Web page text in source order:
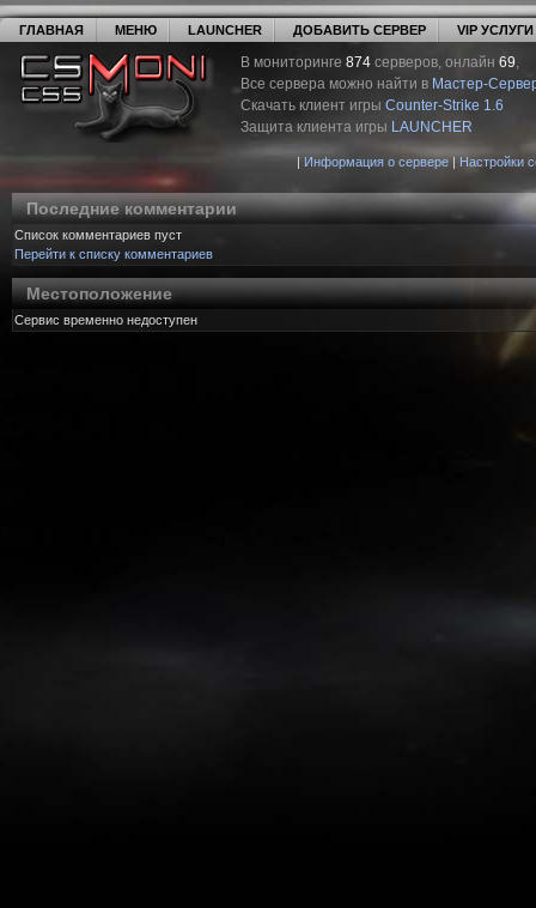
ГЛАВНАЯ МЕНЮ LAUNCHER ДОБАВИТЬ СЕРВЕР VIP УСЛУГИ
В мониторинге 874 серверов, онлайн 69,
Все сервера можно найти в Мастер-
Скачать клиент игры Counter-Strike 1.6
Защита клиента игры LAUNCHER
| Информация о сервере| Настройки
Последние комментарии
Список комментариев пуст
Перейти к списку комментариев
Местоположение
Сервис временно недоступен